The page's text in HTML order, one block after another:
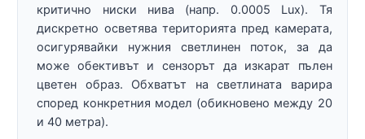
критично ниски нива (напр. 0.0005 Lux). Тя
дискретно осветява територията пред камерата,
осигурявайки нужния светлинен поток, за да
може обективът и сензорът да изкарат пълен
цветен образ. Обхватът на светлината варира
според конкретния модел (обикновено между 20
и 40 метра).